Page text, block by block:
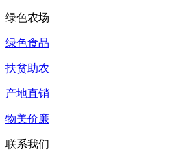
绿色农场
绿色食品
扶贫助农
产地直销
物美价廉
联系我们